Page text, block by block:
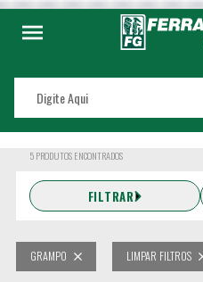
5 PRODUTOS ENCONTRADOS
FILTRAR
GRAMPO LIMPAR FILTROS